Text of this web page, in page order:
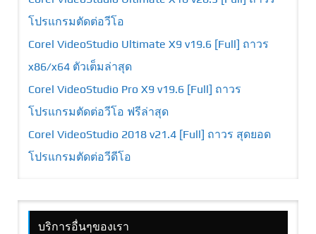
โปรแกรมตัดต่อวีโอ
Corel VideoStudio Ultimate X9 v19.6 [Full] ถาวร
x86/x64 ตัวเต็มล่าสุด
Corel VideoStudio Pro X9 v19.6 [Full] ถาวร
โปรแกรมตัดต่อวีโอ ฟรีล่าสุด
Corel VideoStudio 2018 v21.4 [Full] ถาวร สุดยอด
โปรแกรมตัดต่อวีดีโอ
บริการอื่นๆของเรา